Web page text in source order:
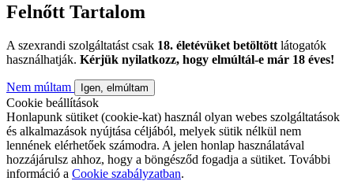
Felnőtt Tartalom
A szexrandi szolgáltatást csak 18. életévüket betöltött látogatók
használhatják. Kérjük nyilatkozz, hogy elmúltál-e már 18 éves!
Nem múltam Igen, elmúltam
Cookie beállítások
Honlapunk sütiket (cookie-kat) használ olyan webes szolgáltatások
és alkalmazások nyújtása céljából, melyek sütik nélkül nem
lennének elérhetőek számodra. A jelen honlap használatával
hozzájárulsz ahhoz, hogy a böngésződ fogadja a sütiket. További
információ a Cookie szabályzatban.